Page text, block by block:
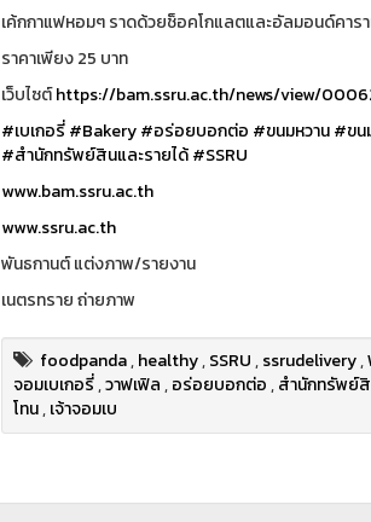
เค้กกาแฟหอมๆ ราดด้วยช็อคโกแลตและอัลมอนด์คารา
ราคาเพียง 25 บาท
เว็บไซต์https://bam.ssru.ac.th/news/view/
#เบเกอรี่ #Bakery #อร่อยบอกต่อ #ขนมหวาน #ขน
#สำนักทรัพย์สินและรายได้ #SSRU
www.bam.ssru.ac.th
www.ssru.ac.th
พันธกานต์ แต่งภาพ/รายงาน
เนตรทราย ถ่ายภาพ
foodpanda,healthy,SSRU,ssrudelivery,
จอมเบเกอรี่,วาฟเฟิล,อร่อยบอกต่อ,สำนักทรัพย์
โทน,เจ้าจอมเบ